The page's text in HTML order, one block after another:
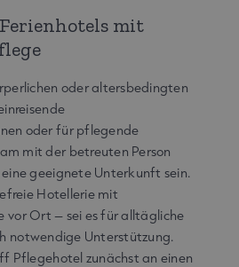
mit
oder altersbedingten
oder für pflegende
mit der betreuten Person
geeignete Unterkunft sein.
Hotellerie mit
vor Ort – sei es für alltägliche
notwendige Unterstützung.
Pflegehotel zunächst an einen